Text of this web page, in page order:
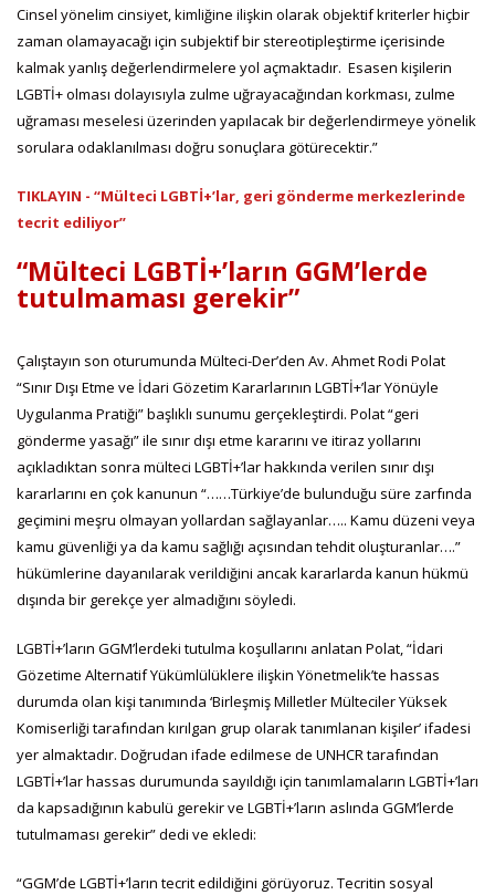
Cinsel yönelim cinsiyet, kimliğine ilişkin olarak objektif kriterler hiçbir
zaman olamayacağı için subjektif bir stereotipleştirme içerisinde
kalmak yanlış değerlendirmelere yol açmaktadır. Esasen kişilerin
LGBTİ+ olması dolayısıyla zulme uğrayacağından korkması, zulme
uğraması meselesi üzerinden yapılacak bir değerlendirmeye yönelik
sorulara odaklanılması doğru sonuçlara götürecektir.”
TIKLAYIN - “Mülteci LGBTİ+’lar, geri gönderme merkezlerinde
tecrit ediliyor”
“Mülteci LGBTİ+’ların GGM’lerde
tutulmaması gerekir”
Çalıştayın son oturumunda Mülteci-Der’den Av. Ahmet Rodi Polat
“Sınır Dışı Etme ve İdari Gözetim Kararlarının LGBTİ+’lar Yönüyle
Uygulanma Pratiği” başlıklı sunumu gerçekleştirdi. Polat “geri
gönderme yasağı” ile sınır dışı etme kararını ve itiraz yollarını
açıkladıktan sonra mülteci LGBTİ+’lar hakkında verilen sınır dışı
kararlarını en çok kanunun “……Türkiye’de bulunduğu süre zarfında
geçimini meşru olmayan yollardan sağlayanlar….. Kamu düzeni veya
kamu güvenliği ya da kamu sağlığı açısından tehdit oluşturanlar….”
hükümlerine dayanılarak verildiğini ancak kararlarda kanun hükmü
dışında bir gerekçe yer almadığını söyledi.
LGBTİ+’ların GGM’lerdeki tutulma koşullarını anlatan Polat, “İdari
Gözetime Alternatif Yükümlülüklere ilişkin Yönetmelik’te hassas
durumda olan kişi tanımında ‘Birleşmiş Milletler Mülteciler Yüksek
Komiserliği tarafından kırılgan grup olarak tanımlanan kişiler’ ifadesi
yer almaktadır. Doğrudan ifade edilmese de UNHCR tarafından
LGBTİ+’lar hassas durumunda sayıldığı için tanımlamaların LGBTİ+’ları
da kapsadığının kabulü gerekir ve LGBTİ+’ların aslında GGM’lerde
tutulmaması gerekir” dedi ve ekledi:
“GGM’de LGBTİ+’ların tecrit edildiğini görüyoruz. Tecritin sosyal